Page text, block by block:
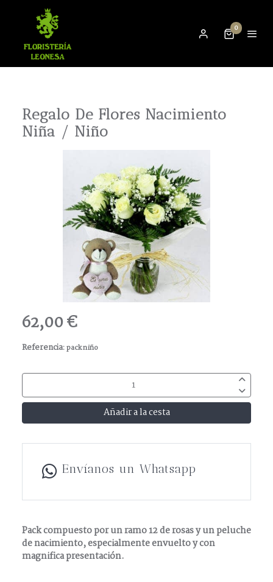
0
Regalo De Flores Nacimiento
Niña / Niño
62,00 €
Referencia:pack niño
Añadir a la cesta
Envíanos un Whatsapp
Pack compuesto por un ramo 12 de rosas y un peluche
de nacimiento, especialmente envuelto y con
magnifica presentación.